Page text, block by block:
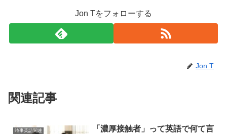
Jon Tをフォローする
Jon T
関連記事
時事英語関連
「濃厚接触者」って英語で何て言